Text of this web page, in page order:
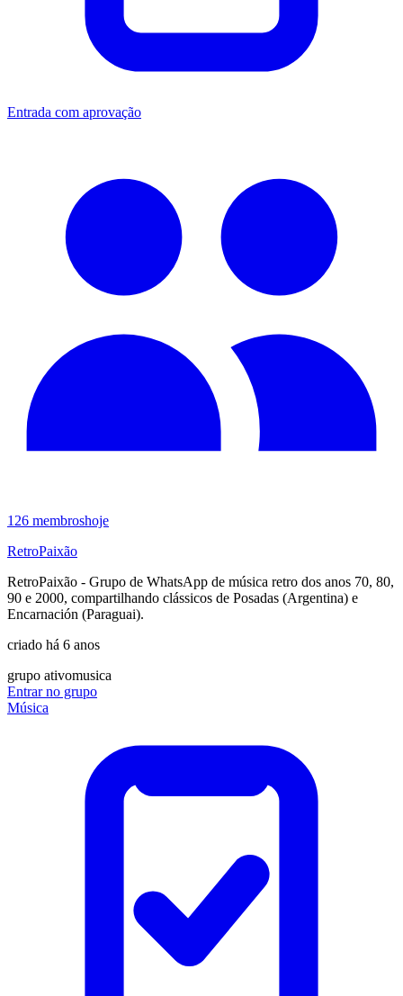
Entrada com aprovação
126 membroshoje
RetroPaixão
RetroPaixão - Grupo de WhatsApp de música retro dos anos 70, 80,
90 e 2000, compartilhando clássicos de Posadas (Argentina) e
Encarnación (Paraguai).
criado há 6 anos
grupo ativomusica
Entrar no grupo
Música